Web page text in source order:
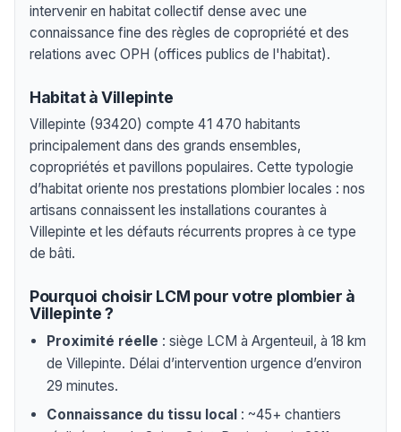
intervenir en habitat collectif dense avec une
connaissance fine des règles de copropriété et des
relations avec OPH (offices publics de l'habitat).
Habitat à Villepinte
Villepinte (93420) compte 41 470 habitants
principalement dans des grands ensembles,
copropriétés et pavillons populaires. Cette typologie
d’habitat oriente nos prestations plombier locales : nos
artisans connaissent les installations courantes à
Villepinte et les défauts récurrents propres à ce type
de bâti.
Pourquoi choisir LCM pour votre plombier à
Villepinte ?
Proximité réelle : siège LCM à Argenteuil, à 18 km
de Villepinte. Délai d’intervention urgence d’environ
29 minutes.
Connaissance du tissu local : ~45+ chantiers